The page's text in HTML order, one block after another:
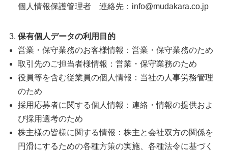
個人情報保護管理者 連絡先：info@mudakara.co.jp
保有個人データの利用目的
営業・保守業務のお客様情報：営業・保守業務のため
取引先のご担当者様情報：営業・保守業務のため
役員等を含む従業員の個人情報：当社の人事労務管理
のため
採用応募者に関する個人情報：連絡・情報の提供およ
び採用選考のため
株主様の皆様に関する情報：株主と会社双方の関係を
円滑にするための各種方策の実施、各種法令に基づく